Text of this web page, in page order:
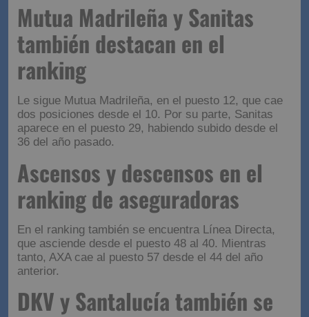
Mutua Madrileña y Sanitas
también destacan en el
ranking
Le sigue Mutua Madrileña, en el puesto 12, que cae
dos posiciones desde el 10. Por su parte, Sanitas
aparece en el puesto 29, habiendo subido desde el
36 del año pasado.
Ascensos y descensos en el
ranking de aseguradoras
En el ranking también se encuentra Línea Directa,
que asciende desde el puesto 48 al 40. Mientras
tanto, AXA cae al puesto 57 desde el 44 del año
anterior.
DKV y Santalucía también se